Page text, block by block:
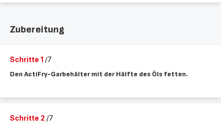
Zubereitung
Schritte 1 /7
Den ActiFry-Garbehälter mit der Hälfte des Öls fetten.
Schritte 2 /7